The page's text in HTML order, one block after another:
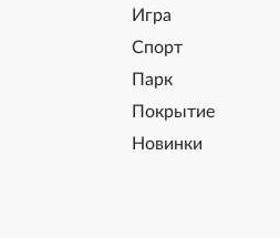
Игра
Спорт
Парк
Покрытие
Новинки